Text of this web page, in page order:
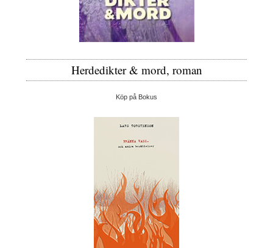
Herdedikter & mord, roman
Köp på Bokus